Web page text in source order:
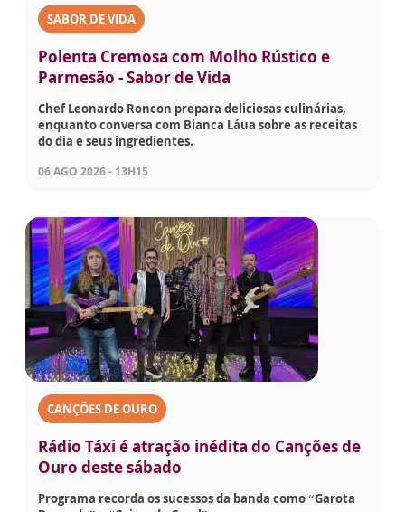
SABOR DE VIDA
Polenta Cremosa com Molho Rústico e
Parmesão - Sabor de Vida
Chef Leonardo Roncon prepara deliciosas culinárias,
enquanto conversa com Bianca Láua sobre as receitas
do dia e seus ingredientes.
06 AGO 2026 - 13H15
CANÇÕES DE OURO
Rádio Táxi é atração inédita do Canções de
Ouro deste sábado
Programa recorda os sucessos da banda como “Garota